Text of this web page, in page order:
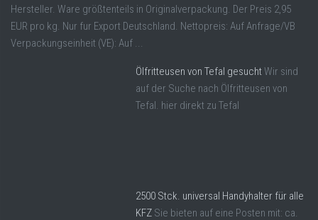
Hersteller. Ware größtenteils in Originalverpackung. Der Preis 2,95
EUR pro kg. Nur fur Export Deutschland. Nettopreis: Auf Anfrage/VB
Verpackungseinheit (VE): Auf ...
Ölfritteusen von Tefal gesuchtWir sind
auf der Suche nach Ölfritteusen von
Tefal. hier direkt zu Tefal
2500 Stck. universal Handyhalter für alle
KFZ Sie bieten auf eine Posten mit: ca.